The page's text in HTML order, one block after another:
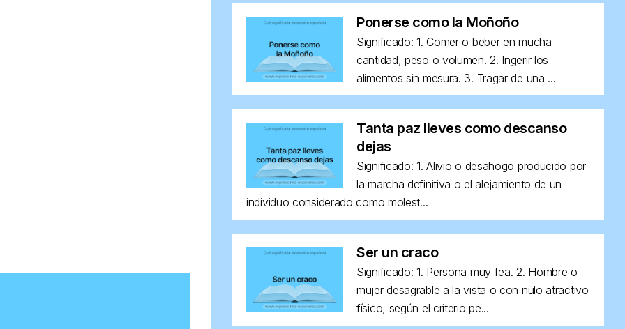
Ponerse como la Moñoño
Significado: 1. Comer o beber en mucha
cantidad, peso o volumen. 2. Ingerir los
alimentos sin mesura. 3. Tragar de una ...
Tanta paz lleves como descanso
dejas
Significado: 1. Alivio o desahogo producido por
la marcha definitiva o el alejamiento de un
individuo considerado como molest...
Ser un craco
Significado: 1. Persona muy fea. 2. Hombre o
mujer desagrable a la vista o con nulo atractivo
físico, según el criterio pe...